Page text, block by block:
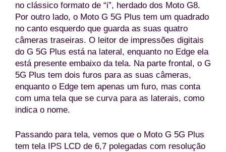
no clássico formato de “i”, herdado dos Moto G8.
Por outro lado, o Moto G 5G Plus tem um quadrado
no canto esquerdo que guarda as suas quatro
câmeras traseiras. O leitor de impressões digitais
do G 5G Plus está na lateral, enquanto no Edge ela
está presente embaixo da tela. Na parte frontal, o G
5G Plus tem dois furos para as suas câmeras,
enquanto o Edge tem apenas um furo, mas conta
com uma tela que se curva para as laterais, como
indica o nome.
Passando para tela, vemos que o Moto G 5G Plus
tem tela IPS LCD de 6,7 polegadas com resolução